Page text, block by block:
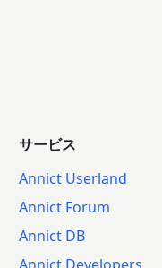
サービス
Annict Userland
Annict Forum
Annict DB